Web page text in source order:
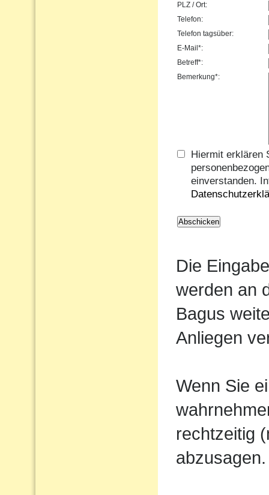
PLZ / Ort:
Telefon:
Telefon tagsüber:
E-Mail*:
Betreff*:
Bemerkung*:
Hiermit erklären
einverstanden.
Die
werden an
Bagus
Anliegen
Wenn Sie
rechtzeitig
abzusagen.